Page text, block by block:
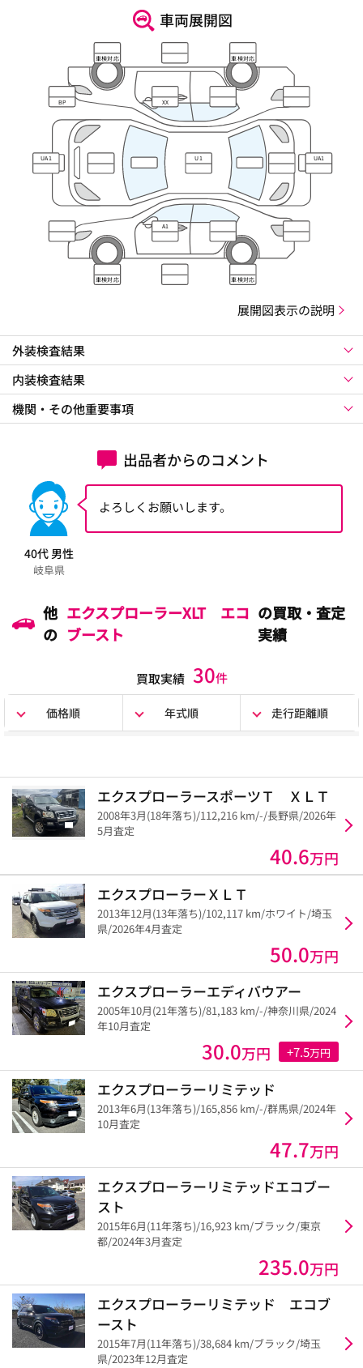
車両展開図
車検対応 車検対応
BP XX
UA1 U1 UA1
A1
車検対応 車検対応
展開図表示の説明
外装検査結果
内装検査結果
機関・その他重要事項
出品者からのコメント
40代 男性
岐阜県
よろしくお願いします。
他
の
エクスプローラーXLT エコ
ブースト
の買取・査定
実績
買取実績 30件
価格順 年式順 走行距離順
エクスプローラースポーツＴ ＸＬＴ
2008年3月(18年落ち)/112,216 km/-/長野県/2026年
5月査定
40.6万円
エクスプローラーＸＬＴ
2013年12月(13年落ち)/102,117 km/ホワイト/埼玉
県/2026年4月査定
50.0万円
エクスプローラーエディバウアー
2005年10月(21年落ち)/81,183 km/-/神奈川県/2024
年10月査定
30.0万円 +7.5万円
エクスプローラーリミテッド
2013年6月(13年落ち)/165,856 km/-/群馬県/2024年
10月査定
47.7万円
エクスプローラーリミテッドエコブー
スト
2015年6月(11年落ち)/16,923 km/ブラック/東京
都/2024年3月査定
235.0万円
エクスプローラーリミテッド エコブ
ースト
2015年7月(11年落ち)/38,684 km/ブラック/埼玉
県/2023年12月査定